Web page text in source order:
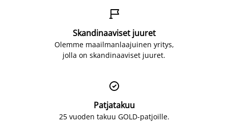

Skandinaaviset juuret
Olemme maailmanlaajuinen yritys,
jolla on skandinaaviset juuret.

Patjatakuu
25 vuoden takuu GOLD-patjoille.